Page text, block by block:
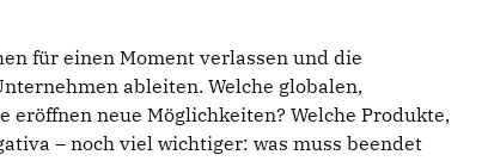
für einen Moment verlassen und die
ableiten. Welche globalen,
neue Möglichkeiten? Welche Produkte,
– noch viel wichtiger: was muss beendet